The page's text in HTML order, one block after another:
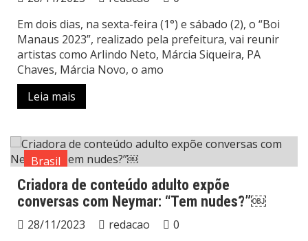
Em dois dias, na sexta-feira (1°) e sábado (2), o “Boi
Manaus 2023”, realizado pela prefeitura, vai reunir
artistas como Arlindo Neto, Márcia Siqueira, PA
Chaves, Márcia Novo, o amo
Leia mais
Brasil
Criadora de conteúdo adulto expõe
conversas com Neymar: “Tem nudes?”￼
28/11/2023 redacao
0